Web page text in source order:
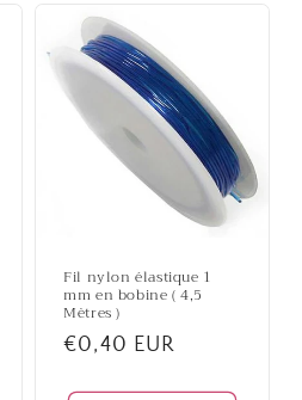
Fil nylon élastique 1
mm en bobine ( 4,5
Mètres )
Prix
€0,40 EUR